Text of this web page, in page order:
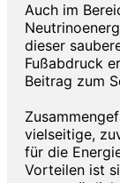
Auch im
dieser
Fußabdruck
Beitrag zum
vielseitige,
für die
Vorteilen ist